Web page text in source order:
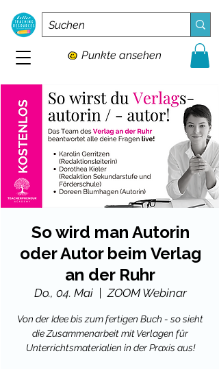
Punkte ansehen
So wird man Autorin
oder Autor beim Verlag
an der Ruhr
Do., 04. Mai
  |
ZOOM Webinar
Von der Idee bis zum fertigen Buch - so sieht
die Zusammenarbeit mit Verlagen für
Unterrichtsmaterialien in der Praxis aus!